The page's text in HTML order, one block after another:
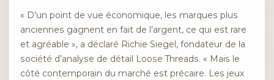
« D’un point de vue économique, les marques plus
anciennes gagnent en fait de l’argent, ce qui est rare
et agréable », a déclaré Richie Siegel, fondateur de la
société d’analyse de détail Loose Threads. « Mais le
côté contemporain du marché est précaire. Les jeux